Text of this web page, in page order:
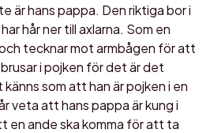
är hans pappa. Den riktiga bor i
hår ner till axlarna. Som en
tecknar mot armbågen för att
i pojken för det är det
som att han är pojken i en
veta att hans pappa är kung i
en ande ska komma för att ta